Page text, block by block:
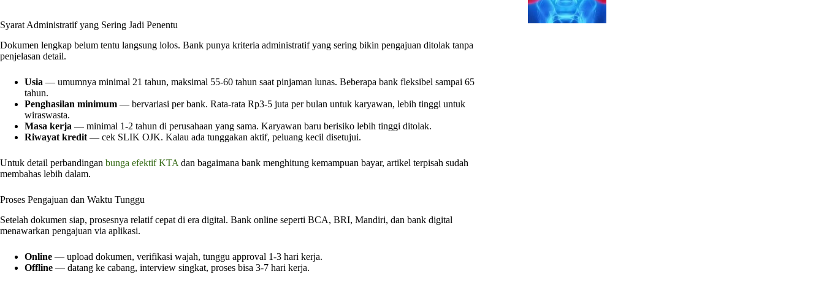
Syarat Administratif yang Sering Jadi Penentu
Dokumen lengkap belum tentu langsung lolos. Bank punya kriteria administratif yang sering bikin pengajuan ditolak tanpa
penjelasan detail.
Usia — umumnya minimal 21 tahun, maksimal 55-60 tahun saat pinjaman lunas. Beberapa bank fleksibel sampai 65
tahun.
Penghasilan minimum — bervariasi per bank. Rata-rata Rp3-5 juta per bulan untuk karyawan, lebih tinggi untuk
wiraswasta.
Masa kerja — minimal 1-2 tahun di perusahaan yang sama. Karyawan baru berisiko lebih tinggi ditolak.
Riwayat kredit — cek SLIK OJK. Kalau ada tunggakan aktif, peluang kecil disetujui.
Untuk detail perbandingan bunga efektif KTA dan bagaimana bank menghitung kemampuan bayar, artikel terpisah sudah
membahas lebih dalam.
Proses Pengajuan dan Waktu Tunggu
Setelah dokumen siap, prosesnya relatif cepat di era digital. Bank online seperti BCA, BRI, Mandiri, dan bank digital
menawarkan pengajuan via aplikasi.
Online — upload dokumen, verifikasi wajah, tunggu approval 1-3 hari kerja.
Offline — datang ke cabang, interview singkat, proses bisa 3-7 hari kerja.